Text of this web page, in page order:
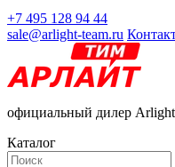
+7 495 128 94 44
sale@arlight-team.ru
официальный дилер Arlight
Каталог